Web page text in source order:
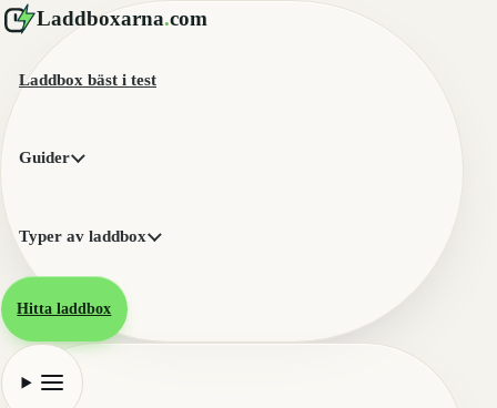
Laddboxarna.com
Laddbox bäst i test
Guider
Typer av laddbox
Hitta laddbox